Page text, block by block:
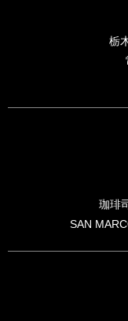
栃
珈琲
SAN